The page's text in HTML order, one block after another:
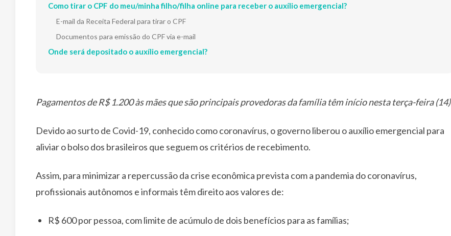
Como tirar o CPF do meu/minha filho/filha online para receber o auxílio emergencial?
E-mail da Receita Federal para tirar o CPF
Documentos para emissão do CPF via e-mail
Onde será depositado o auxílio emergencial?
Pagamentos de R$ 1.200 às mães que são principais provedoras da família têm início nesta terça-feira (14)
Devido ao surto de Covid-19, conhecido como coronavírus, o governo liberou o auxílio emergencial para
aliviar o bolso dos brasileiros que seguem os critérios de recebimento.
Assim, para minimizar a repercussão da crise econômica prevista com a pandemia do coronavírus,
profissionais autônomos e informais têm direito aos valores de:
R$ 600 por pessoa, com limite de acúmulo de dois benefícios para as famílias;